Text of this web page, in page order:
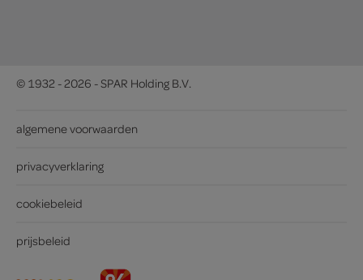
© 1932 - 2026 - SPAR Holding B.V.
algemene voorwaarden
privacyverklaring
cookiebeleid
prijsbeleid